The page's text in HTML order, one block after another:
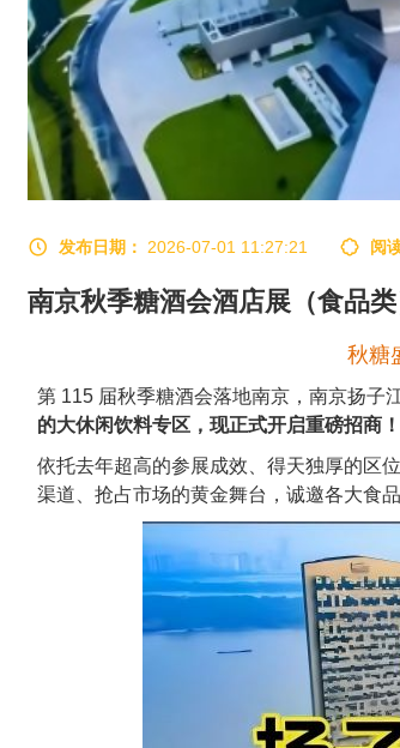
发布日期： 2026-07-01 11:27:21 阅
南京秋季糖酒会酒店展（食品
秋糖
第 115 届秋季糖酒会落地南京，南京扬子
的大休闲饮料专区，现正式开启重磅招商！
依托去年超高的参展成效、得天独厚的区
渠道、抢占市场的黄金舞台，诚邀各大食